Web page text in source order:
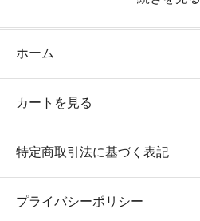
ホーム
カートを見る
特定商取引法に基づく表記
プライバシーポリシー